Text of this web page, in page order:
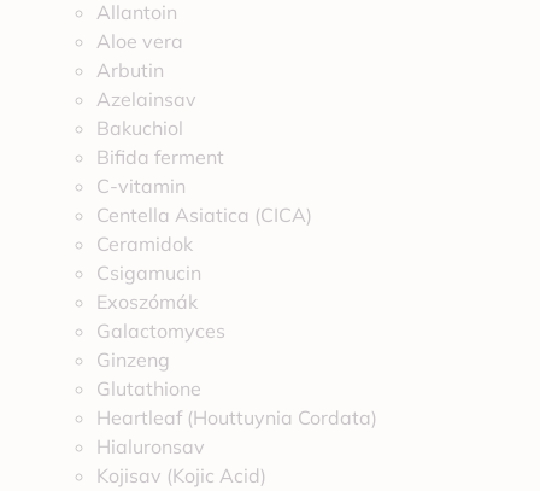
Allantoin
Aloe vera
Arbutin
Azelainsav
Bakuchiol
Bifida ferment
C-vitamin
Centella Asiatica (CICA)
Ceramidok
Csigamucin
Exoszómák
Galactomyces
Ginzeng
Glutathione
Heartleaf (Houttuynia Cordata)
Hialuronsav
Kojisav (Kojic Acid)